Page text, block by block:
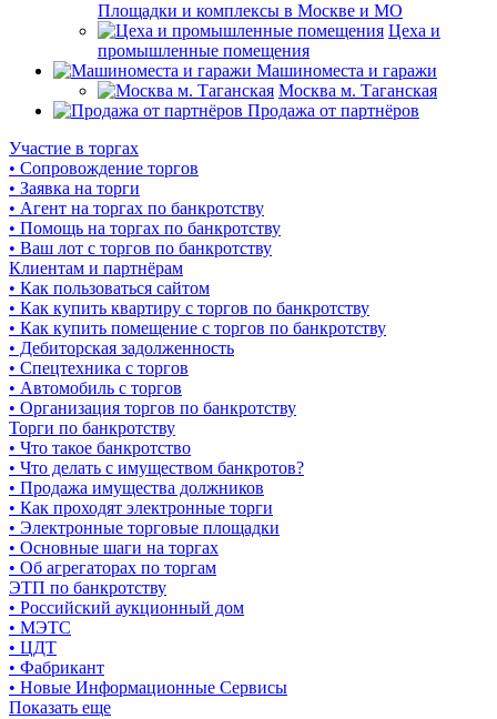
Площадки и комплексы в Москве и МО
Цеха и
промышленные помещения
Машиноместа и гаражи
Москва м. Таганская
Продажа от партнёров
Участие в торгах
• Сопровождение торгов
• Заявка на торги
• Агент на торгах по банкротству
• Помощь на торгах по банкротству
• Ваш лот с торгов по банкротству
Клиентам и партнёрам
• Как пользоваться сайтом
• Как купить квартиру с торгов по банкротству
• Как купить помещение с торгов по банкротству
• Дебиторская задолженность
• Спецтехника с торгов
• Автомобиль с торгов
• Организация торгов по банкротству
Торги по банкротству
• Что такое банкротство
• Что делать с имуществом банкротов?
• Продажа имущества должников
• Как проходят электронные торги
• Электронные торговые площадки
• Основные шаги на торгах
• Об агрегаторах по торгам
ЭТП по банкротству
• Российский аукционный дом
• МЭТС
• ЦДТ
• Фабрикант
• Новые Информационные Сервисы
Показать еще